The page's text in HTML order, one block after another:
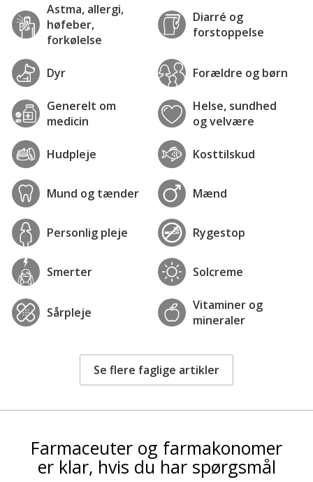
Astma, allergi,
høfeber,
forkølelse
Diarré og
forstoppelse
Dyr Forældre og børn
Generelt om
medicin
Helse, sundhed
og velvære
Hudpleje Kosttilskud
Mund og tænder Mænd
Personlig pleje Rygestop
Smerter Solcreme
Sårpleje
Vitaminer og
mineraler
Se flere faglige artikler
Farmaceuter og farmakonomer
er klar, hvis du har spørgsmål